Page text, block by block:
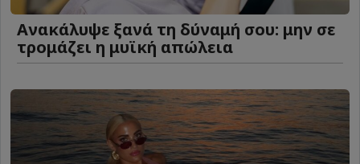
Ανακάλυψε ξανά τη δύναμή σου: μην σε
τρομάζει η μυϊκή απώλεια